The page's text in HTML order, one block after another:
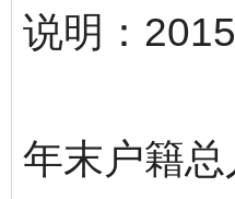
说明：
年末户籍